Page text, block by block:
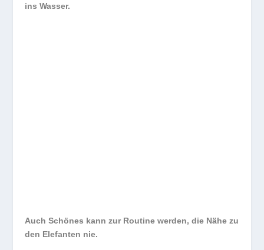
ins Wasser.
Auch Schönes kann zur Routine werden, die Nähe zu
den Elefanten nie.